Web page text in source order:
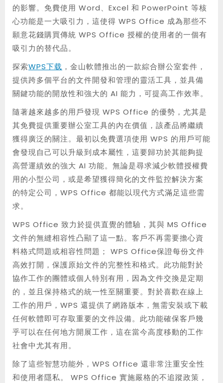
的影響。免費使用 Word、Excel 和 PowerPoint 等核
心功能是一大吸引力，這使得 WPS Office 成為那些不
願意花錢購買傳統 WPS Office 授權的使用者的一個有
吸引力的替代品。
探索WPS下载 ，金山軟體推出的一款綜合辦公室套件，
提供跨多個平台的文件開發和管理的靈活工具，並具備
關鍵功能的開放性和強大的 AI 能力，可提高工作效率。
隨著越來越多的用戶發現 WPS Office 的優勢，尤其是
其免費提供重要辦公室工具的內在價值，該產品將繼續
獲得廣泛的關注。最初以免費選項使用 WPS 的用戶可能
會發現自己可以升級到成本屬性，這要歸功於其能夠提
高營運績效的強大 AI 功能。無論是尋求減少軟體授權費
用的小型公司，或是希望獲得簡化的文件監控解決方案
的特定公司，WPS Office 都能以現代方式滿足這些需
求。
WPS Office 致力於提供直覺的體驗，其與 MS Office
文件的無縫相容性凸顯了這一點。客戶不再需要擔心資
料格式問題或相容性問題； WPS Office保證每份文件
高效打開，保護原始文件的完整性和格式。此功能對於
協作工作的團體或個人特別有用，因為文件交換是定期
的，並且保持格式的統一性至關重要。對於喜歡在線上
工作的用戶，WPS 還提供了網路版本，無需安裝或下載
任何軟體即可存取重要的文件設備。此功能確保客戶幾
乎可以在任何地方開展工作，這在當今高度移動的工作
社會中尤其有用。
除了這些智慧功能外，WPS Office 還非常注重安全性
和使用者隱私。 WPS Office 實施嚴格的不追蹤政策，